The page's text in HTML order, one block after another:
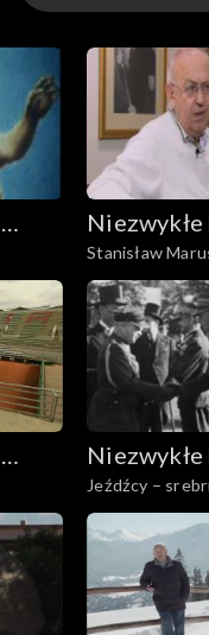
Odcinki
Biało-
Stanisław
Biało-
Jeźdźcy –
WKKW na